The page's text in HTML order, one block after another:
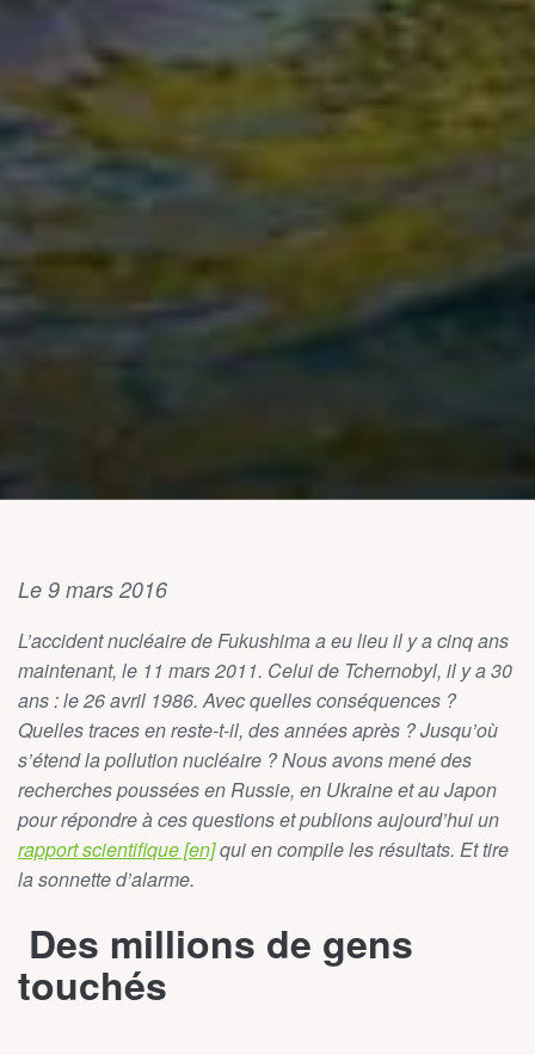
Le 9 mars 2016
L’accident nucléaire de Fukushima a eu lieu il y a cinq ans
maintenant, le 11 mars 2011. Celui de Tchernobyl, il y a 30
ans : le 26 avril 1986. Avec quelles conséquences ?
Quelles traces en reste-t-il, des années après ? Jusqu’où
s’étend la pollution nucléaire ? Nous avons mené des
recherches poussées en Russie, en Ukraine et au Japon
pour répondre à ces questions et publions aujourd’hui un
rapport scientifique [en]qui en compile les résultats. Et tire
la sonnette d’alarme.
Des millions de gens
touchés